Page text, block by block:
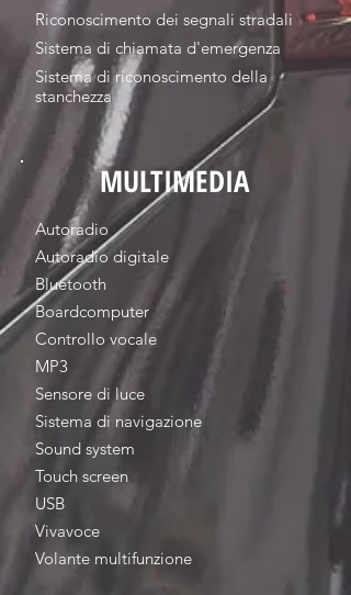
Riconoscimento dei segnali stradali
Sistema di chiamata d'emergenza
Sistema di riconoscimento della
stanchezza
MULTIMEDIA
Autoradio
Autoradio digitale
Bluetooth
Boardcomputer
Controllo vocale
MP3
Sensore di luce
Sistema di navigazione
Sound system
Touch screen
USB
Vivavoce
Volante multifunzione